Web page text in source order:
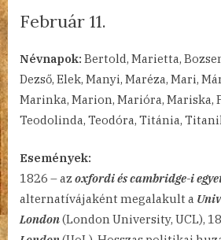
Február 11.
on
Február
11.
bejegyzéshez
Névnapok: Bertold, Marietta,
Dezső, Elek, Manyi, Maréza, Mari,
Marinka, Marion, Marióra, Mariska,
Teodolinda, Teodóra, Titánia,
Események:
1826 – az oxfordi és cambridge-i
alternatívájaként megalakult a
London(London University, UCL),